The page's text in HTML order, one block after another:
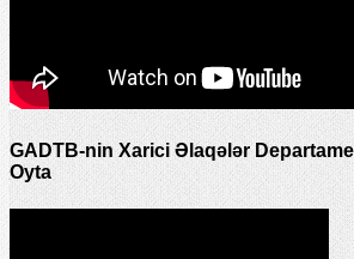
GADTB-nin Xarici Əlaqələr
Oyta